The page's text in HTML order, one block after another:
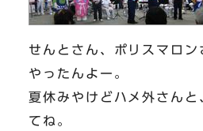
せんとさん、ポリスマロ
やったんよー。
夏休みやけどハメ外さんと
てね。